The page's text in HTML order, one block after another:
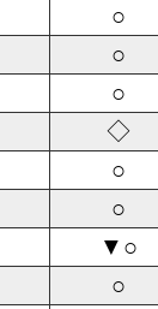
○
○
○
◇
○
○
▼○
○